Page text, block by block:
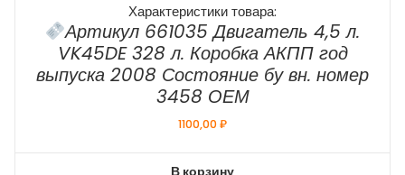
Характеристики товара:
Артикул 661035 Двигатель 4,5 л.
VK45DE 328 л. Коробка АКПП год
выпуска 2008 Состояние бу вн. номер
3458 ОЕМ
1100,00₽
В корзину